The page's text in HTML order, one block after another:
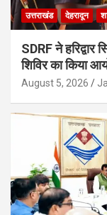
उत्तराखंड देहरादून
SDRF ने हरिद्वार
शिविर का किया
August 5, 2026